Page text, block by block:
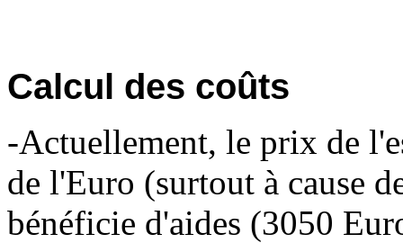
Calcul des coûts
-Actuellement, le prix de
de l'Euro (surtout à cause
bénéficie d'aides (3050